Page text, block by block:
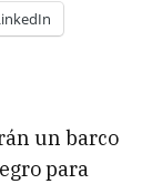
un barco
para